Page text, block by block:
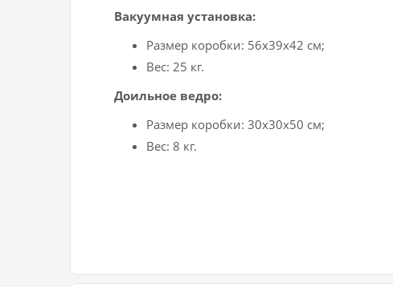
Вакуумная установка:
Размер коробки: 56х39х42 см;
Вес: 25 кг.
Доильное ведро:
Размер коробки: 30х30х50 см;
Вес: 8 кг.